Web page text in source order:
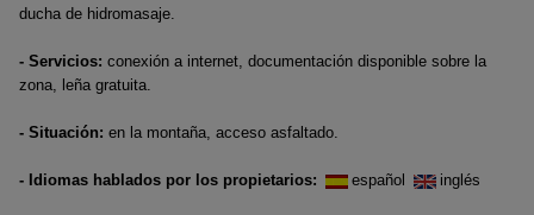
ducha de hidromasaje.
- Servicios: conexión a internet, documentación disponible sobre la
zona, leña gratuita.
- Situación: en la montaña, acceso asfaltado.
- Idiomas hablados por los propietarios: español inglés